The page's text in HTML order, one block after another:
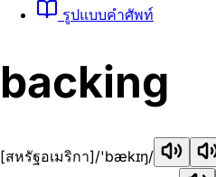
รูปแบบคำศัพท์
backing
[สหรัฐอเมริกา]/'bækɪŋ/